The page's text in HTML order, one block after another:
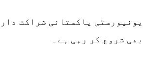
یونیورسٹی پاکستانی شراکت
بھی شروع کر رہی ہے۔